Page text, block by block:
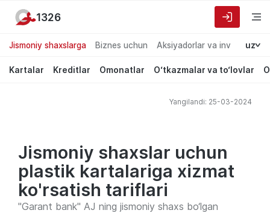
Jismoniy shaxslarga Biznes uchun Aksiyadorlar va investorlarga
uz
Kartalar Kreditlar Omonatlar O‘tkazmalar va to‘lovlar
1326
Yangilandi: 25-03-2024
Jismoniy shaxslar uchun
plastik kartalariga xizmat
ko'rsatish tariflari
"Garant bank" AJ ning jismoniy shaxs bo‘lgan